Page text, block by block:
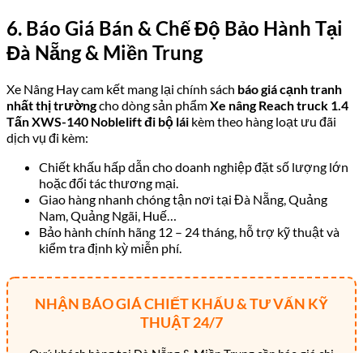
6. Báo Giá Bán & Chế Độ Bảo Hành Tại
Đà Nẵng & Miền Trung
Xe Nâng Hay cam kết mang lại chính sách báo giá cạnh tranh
nhất thị trườngcho dòng sản phẩmXe nâng Reach truck 1.4
Tấn XWS-140 Noblelift đi bộ lái kèm theo hàng loạt ưu đãi
dịch vụ đi kèm:
Chiết khấu hấp dẫn cho doanh nghiệp đặt số lượng lớn
hoặc đối tác thương mại.
Giao hàng nhanh chóng tận nơi tại Đà Nẵng, Quảng
Nam, Quảng Ngãi, Huế…
Bảo hành chính hãng 12 – 24 tháng, hỗ trợ kỹ thuật và
kiểm tra định kỳ miễn phí.
NHẬN BÁO GIÁ CHIẾT KHẤU & TƯ VẤN KỸ
THUẬT 24/7